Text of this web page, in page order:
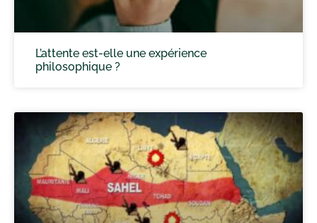
L’attente est-elle une expérience
philosophique ?